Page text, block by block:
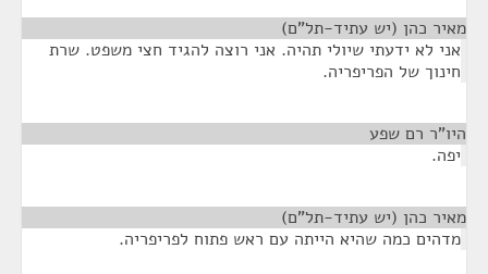
מאיר כהן (יש עתיד-תל"ם)
אני לא ידעתי שיולי תהיה. אני רוצה להגיד חצי משפט. שרת
חינוך של הפריפריה.
היו"ר רם שפע
יפה.
מאיר כהן (יש עתיד-תל"ם)
מדהים כמה שהיא הייתה עם ראש פתוח לפריפריה.